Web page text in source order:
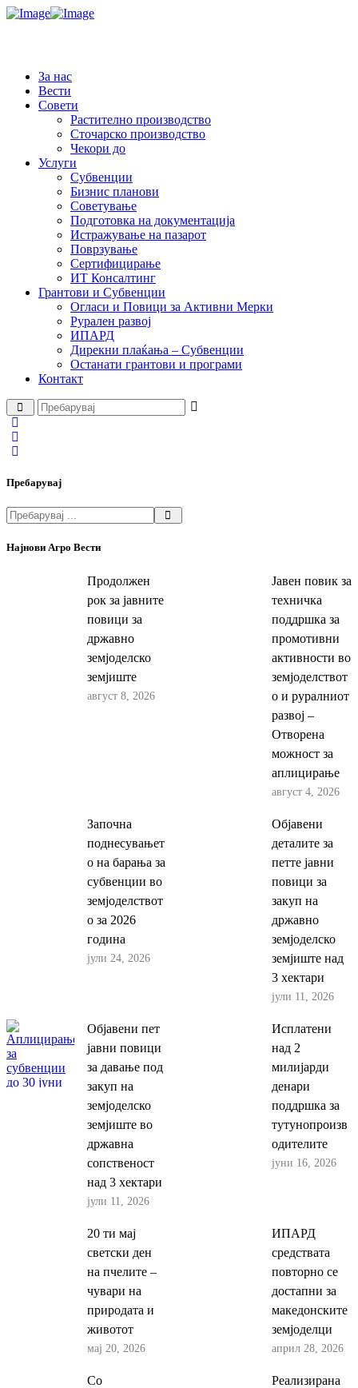
За нас
Вести
Совети
Растително производство
Сточарско производство
Чекори до
Услуги
Субвенции
Бизнис планови
Советување
Подготовка на документација
Истражување на пазарот
Поврзување
Сертифицирање
ИТ Консалтинг
Грантови и Субвенции
Огласи и Повици за Активни Мерки
Рурален развој
ИПАРД
Дирекни плаќања – Субвенции
Останати грантови и програми
Контакт
Пребарувај
Најнови Агро Вести
Продолжен
рок за јавните
повици за
државно
земјоделско
земјиште
август 8, 2026
Јавен повик за
техничка
поддршка за
промотивни
активности во
земјоделствот
о и руралниот
развој –
Отворена
можност за
аплицирање
август 4, 2026
Започна
поднесувањет
о на барања за
субвенции во
земјоделствот
о за 2026
година
јули 24, 2026
Објавени
деталите за
петте јавни
повици за
закуп на
државно
земјоделско
земјиште над
3 хектари
јули 11, 2026
Објавени пет
јавни повици
за давање под
закуп на
земјоделско
земјиште во
државна
сопственост
над 3 хектари
јули 11, 2026
Исплатени
над 2
милијарди
денари
поддршка за
тутунопроизв
одителите
јуни 16, 2026
20 ти мај
светски ден
на пчелите –
чувари на
природата и
животот
мај 20, 2026
ИПАРД
средствата
повторно се
достапни за
македонските
земјоделци
април 28, 2026
Со
Реализирана